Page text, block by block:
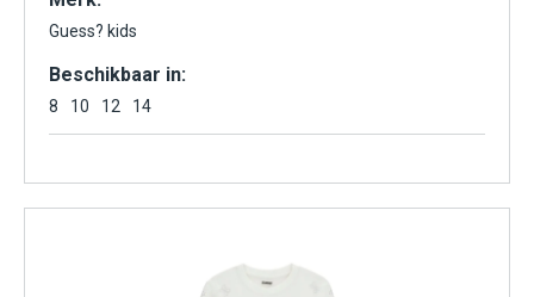
Guess? kids
Beschikbaar in:
8 10 12 14